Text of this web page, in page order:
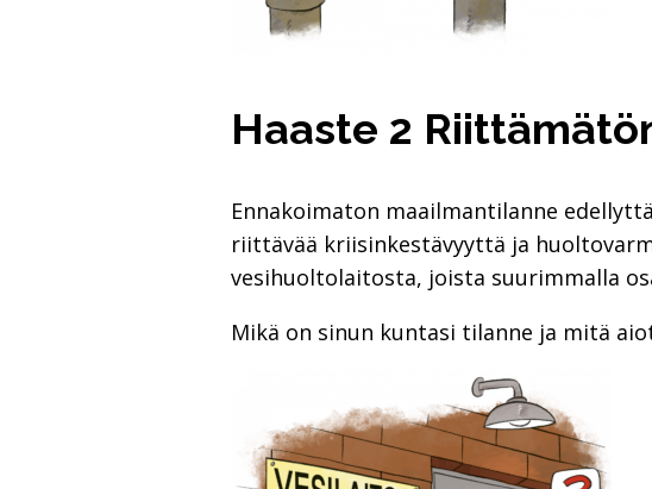
Haaste 2
Ennakoimaton maailmantilanne
riittävää kriisinkestävyyttä ja
vesihuoltolaitosta, joista suurimmalla
Mikä on sinun kuntasi tilanne ja mitä